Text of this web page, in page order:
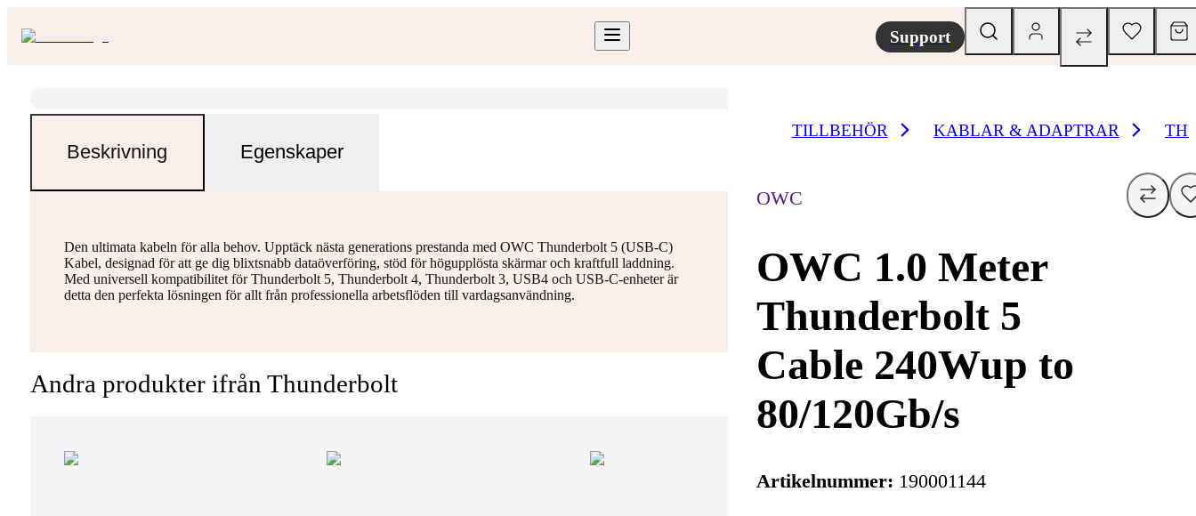
Support
Beskrivning Egenskaper
Den ultimata kabeln för alla behov. Upptäck nästa generations prestanda med OWC Thunderbolt 5 (USB-C)
Kabel, designad för att ge dig blixtsnabb dataöverföring, stöd för högupplösta skärmar och kraftfull laddning.
Med universell kompatibilitet för Thunderbolt 5, Thunderbolt 4, Thunderbolt 3, USB4 och USB-C-enheter är
detta den perfekta lösningen för allt från professionella arbetsflöden till vardagsanvändning.
Andra produkter ifrån Thunderbolt
TILLBEHÖR KABLAR & ADAPTRAR
OWC
OWC 1.0 Meter
Thunderbolt 5
Cable 240Wup to
80/120Gb/s
Artikelnummer: 190001144